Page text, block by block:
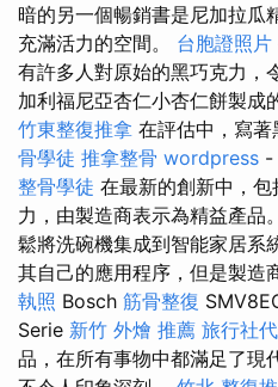
暗的另一個暢銷書是尼加拉瓜
充滿活力的空間。 台胞證照片
有許多人對原始的黑巧克力，
加利福尼亞杏仁小杏仁餅製成
竹東整復推拿 在評估中，寫
骨學徒 推拿整骨 wordpress -
整骨學徒 在最新的創新中，
力，由製造商表示為精益產品
鬆將洗碗機集成到智能家居系
其自己的應用程序，但是製造
執照 Bosch 筋骨整復
Serie 新竹 外燴 推薦 旅行社
品，在所有事物中都滿足了現